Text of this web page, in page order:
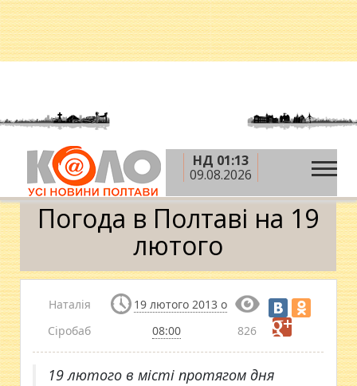
НД 01:13
09.08.2026
Головна » Погода у Полтаві »Погода в Полтаві
на 19 лютого
Погода в Полтаві на 19
лютого
Наталія
Сіробаб
19 лютого 2013 о
08:00
826
19 лютого в місті протягом дня